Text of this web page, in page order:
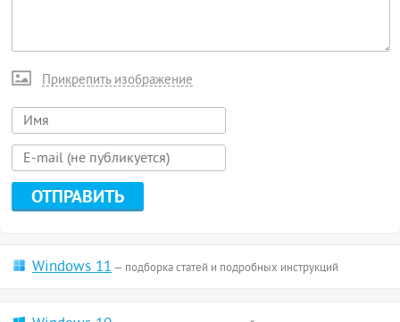
Прикрепить изображение
Windows 11— подборка статей и подробных инструкций